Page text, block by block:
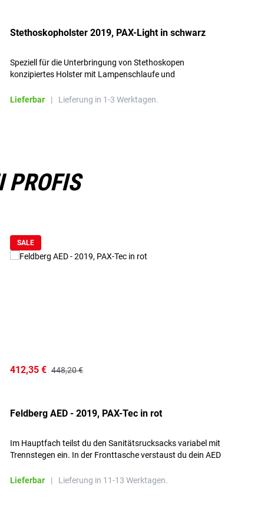
Stethoskopholster 2019, PAX-Light in schwarz
Speziell für die Unterbringung von Stethoskopen
konzipiertes Holster mit Lampenschlaufe und
Lieferbar
| Lieferung in 1-3 Werktagen.
PROFIS
SALE
412,35 € 448,20 €
Feldberg AED - 2019, PAX-Tec in rot
Im Hauptfach teilst du den Sanitätsrucksacks variabel mit
Trennstegen ein. In der Fronttasche verstaust du dein AED
Lieferbar
| Lieferung in 11-13 Werktagen.